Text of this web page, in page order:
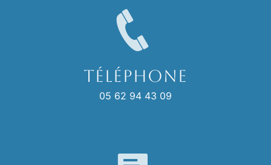
Téléphone
05 62 94 43 09